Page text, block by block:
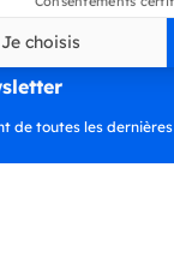
de toutes les dernières